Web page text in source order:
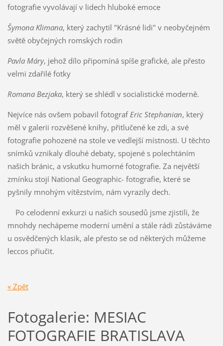
fotografie vyvolávají v lidech hluboké emoce
Šymona Klimana, který zachytil "Krásné lidi" v neobyčejném
světě obyčejných romských rodin
Pavla Máry, jehož dílo připomíná spíše grafické, ale přesto
velmi zdařilé fotky
Romana Bezjaka, který se shlédl v socialistické moderně.
Nejvíce nás ovšem pobavil fotografEric Stephanian, který
měl v galerii rozvěšené knihy, přitlučené ke zdi, a své
fotografie pohozené na stole ve vedlejší místnosti. U těchto
snímků vznikaly dlouhé debaty, spojené s polechtáním
našich bránic, a vskutku humorné fotografie. Za největší
zmínku stojí National Geographic- fotografie, které se
pyšnily mnohým vítězstvím, nám vyrazily dech.
Po celodenní exkurzi u našich sousedů jsme zjistili, že
mnohdy nechápeme moderní umění a stále rádi zůstáváme
u osvědčených klasik, ale přesto se od některých můžeme
leccos přiučit.
« Zpět
Fotogalerie: MESIAC
FOTOGRAFIE BRATISLAVA